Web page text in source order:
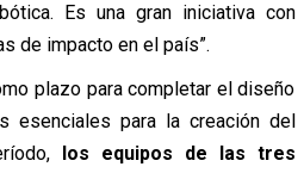
Es una gran iniciativa con
de impacto en el país”.
plazo para completar el diseño
esenciales para la creación del
los equipos de las tres